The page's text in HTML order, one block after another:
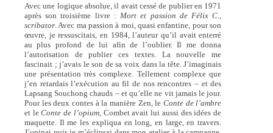
Avec une logique absolue, il avait cessé de publier en 1971
après son troisième livre : Mort et passion de Félix C.,
scribator. Avec ma passion à moi, quasi enfantine, pour son
œuvre, je ressuscitais, en 1984, l’auteur qu’il avait enterré
au plus profond de lui afin de l’oublier. Il me donna
l’autorisation de publier ces textes. La nouvelle me
fascinait ; j’avais le son de sa voix dans la tête. J’imaginais
une présentation très complexe. Tellement complexe que
j’en retardais l’exécution au fil de nos rencontres – et des
Lapsang Souchong chauds – et qu’elle ne vit jamais le jour.
Pour les deux contes à la manière Zen, le Conte de l’ambre
et leConte de l’opium, Combet avait lui aussi des idées de
maquette. Il me les expliqua en long, en large, en travers.